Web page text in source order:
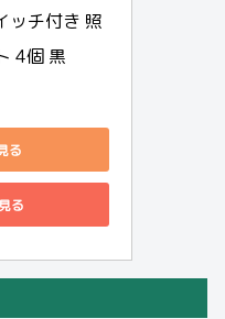
ッチ付き 照
4個 黒
る
る